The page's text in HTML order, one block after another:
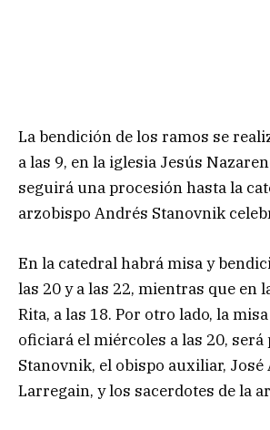
La bendición de los ramos se
a las 9, en la iglesia Jesús
seguirá una procesión hasta la
arzobispo Andrés Stanovnik
En la catedral habrá misa y
las 20 y a las 22, mientras que en
Rita, a las 18. Por otro lado, la
oficiará el miércoles a las 20,
Stanovnik, el obispo auxiliar, José
Larregain, y los sacerdotes de la